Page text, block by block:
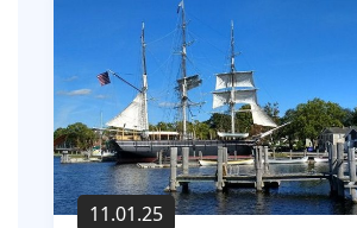
11.01.25